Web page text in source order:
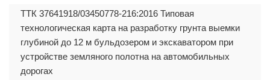
ТТК 37641918/03450778-216:2016 Типовая
технологическая карта на разработку грунта выемки
глубиной до 12 м бульдозером и экскаватором при
устройстве земляного полотна на автомобильных
дорогах